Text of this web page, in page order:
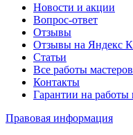
Новости и акции
Вопрос-ответ
Отзывы
Отзывы на Яндекс
Статьи
Все работы
Контакты
Гарантии на работы
Правовая информация